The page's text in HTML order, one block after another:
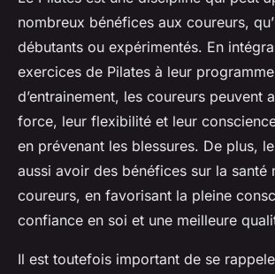
nombreux bénéfices aux coureurs,
débutants ou expérimentés. En
exercices de Pilates à leur programme
d’entrainement, les coureurs peuvent
force, leur flexibilité et leur
en prévenant les blessures. De plus,
aussi avoir des bénéfices sur la santé
coureurs, en favorisant la pleine
confiance en soi et une meilleure
Il est toutefois important de se